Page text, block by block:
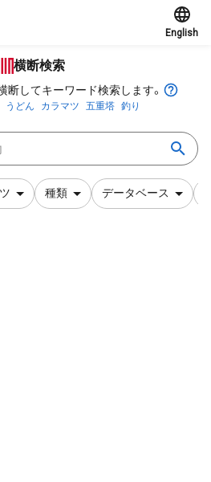
English
横断検索
断してキーワード検索します。
うどん カラマツ 五重塔 釣り
種類 データベース